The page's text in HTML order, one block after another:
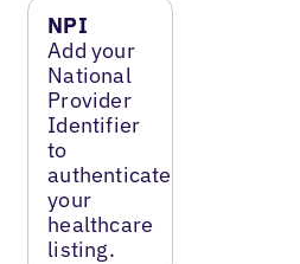
NPI
Add your
National
Provider
Identifier
to
authenticate
your
healthcare
listing.